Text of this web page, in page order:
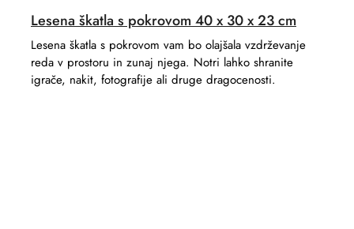
Lesena škatla s pokrovom 40 x 30 x 23 cm
Lesena škatla s pokrovom vam bo olajšala vzdrževanje
reda v prostoru in zunaj njega. Notri lahko shranite
igrače, nakit, fotografije ali druge dragocenosti.